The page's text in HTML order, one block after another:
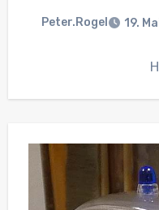
Peter.Rogel 19.